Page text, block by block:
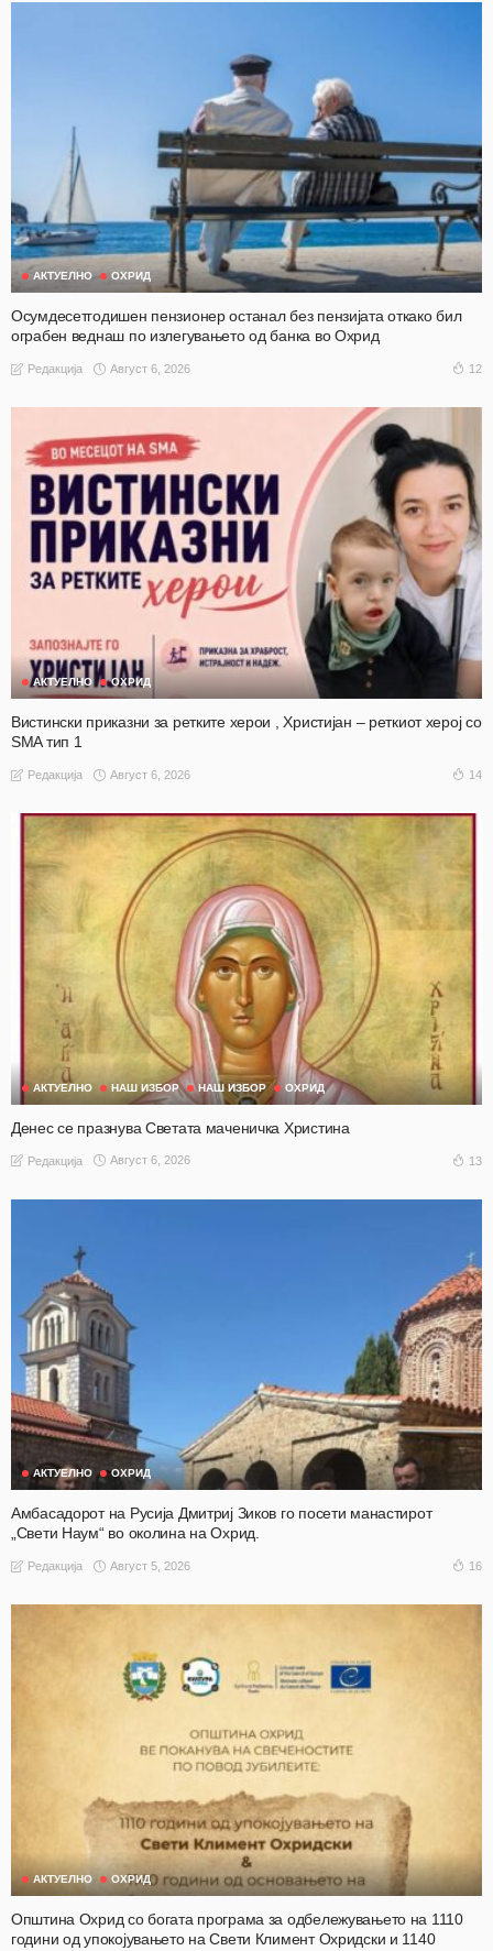
АКТУЕЛНО ОХРИД
Осумдесетгодишен пензионер останал без пензијата откако бил
ограбен веднаш по излегувањето од банка во Охрид
Редакција Август 6, 2026 12
АКТУЕЛНО ОХРИД
Вистински приказни за ретките херои , Христијан – реткиот херој со
SMA тип 1
Редакција Август 6, 2026 14
АКТУЕЛНО НАШ ИЗБОР НАШ ИЗБОР ОХРИД
Денес се празнува Светата маченичка Христина
Редакција Август 6, 2026 13
АКТУЕЛНО ОХРИД
Амбасадорот на Русија Дмитриј Зиков го посети манастирот
„Свети Наум“ во околина на Охрид.
Редакција Август 5, 2026 16
АКТУЕЛНО ОХРИД
Општина Охрид со богата програма за одбележувањето на 1110
години од упокојувањето на Свети Климент Охридски и 1140